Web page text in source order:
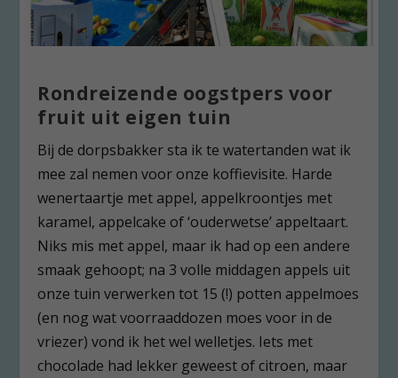
Rondreizende oogstpers voor
fruit uit eigen tuin
Bij de dorpsbakker sta ik te watertanden wat ik
mee zal nemen voor onze koffievisite. Harde
wenertaartje met appel, appelkroontjes met
karamel, appelcake of ‘ouderwetse’ appeltaart.
Niks mis met appel, maar ik had op een andere
smaak gehoopt; na 3 volle middagen appels uit
onze tuin verwerken tot 15 (!) potten appelmoes
(en nog wat voorraaddozen moes voor in de
vriezer) vond ik het wel welletjes. Iets met
chocolade had lekker geweest of citroen, maar